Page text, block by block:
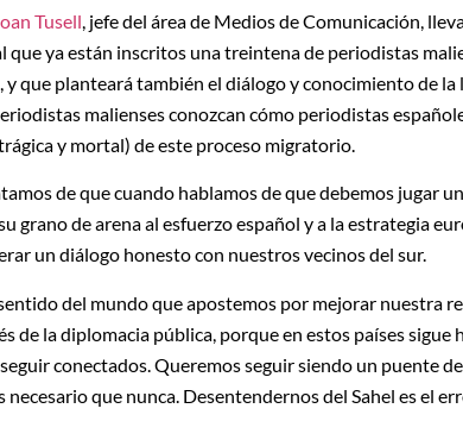
Tusell, jefe del área de Medios de Comunicación,
que ya están inscritos una treintena de periodistas
y que planteará también el diálogo y conocimiento de la
malienses conozcan cómo periodistas
y mortal) de este proceso migratorio.
de que cuando hablamos de que debemos jugar
grano de arena al esfuerzo español y a la estrategia
un diálogo honesto con nuestros vecinos del sur.
del mundo que apostemos por mejorar nuestra
de la diplomacia pública, porque en estos países
conectados. Queremos seguir siendo un puente
necesario que nunca. Desentendernos del Sahel es el